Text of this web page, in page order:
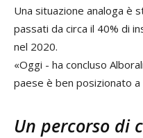
Una situazione analoga è
passati da circa il 40% di
nel 2020.
«Oggi - ha concluso
paese è ben posizionato
Un percorso di